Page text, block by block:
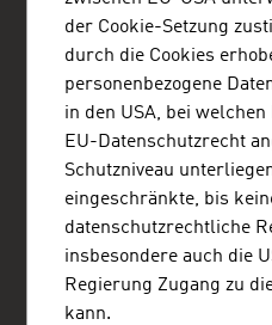
+62 21 25500186
+62 21 5274707
jakarta@advantageaustria.org
www.advantageaustria.org/
FRESH VIEW
Gewinnen Sie exklusive
Branchen und Unternehmen
Wirtschaft.
der Cookie-Setzung
durch die Cookies
personenbezogene
in den USA, bei
EU-Datenschutzrecht
Schutzniveau
eingeschränkte, bis
datenschutzrechtliche
insbesondere auch die
Regierung Zugang zu
kann.